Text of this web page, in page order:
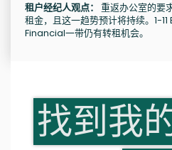
租户经纪人观点： 重返办公室的要
租金，且这一趋势预计将持续。1-
Financial一带仍有转租机会。
找到我